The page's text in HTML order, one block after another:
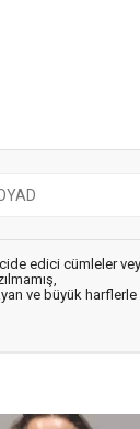
edici cümleler
ve büyük harflerle